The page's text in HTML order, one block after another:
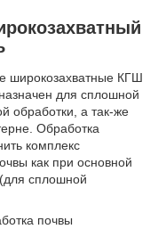
широкозахватные КГШ
для сплошной
обработки, а так-же
Обработка
комплекс
как при основной
сплошной
почвы